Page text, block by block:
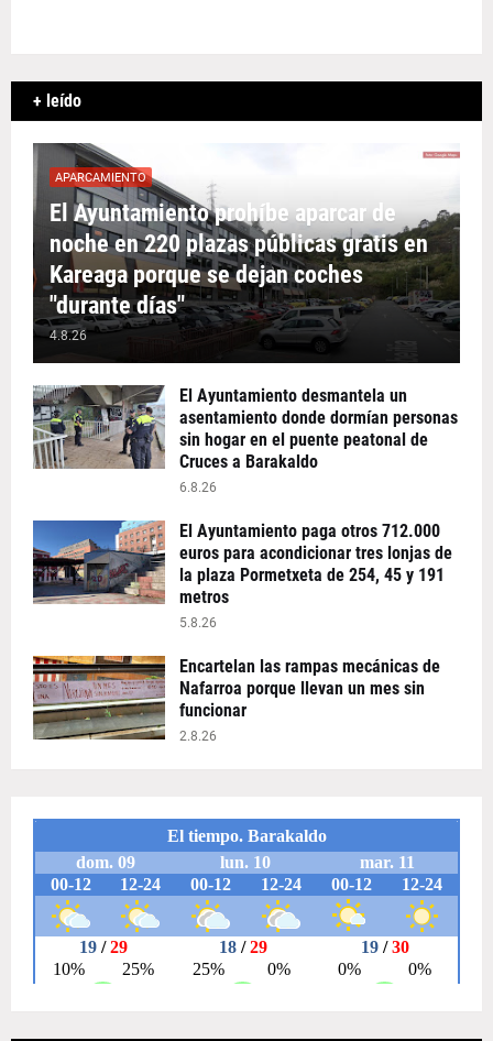
+ leído
APARCAMIENTO
El Ayuntamiento prohíbe aparcar de
noche en 220 plazas públicas gratis en
Kareaga porque se dejan coches
"durante días"
4.8.26
El Ayuntamiento desmantela un
asentamiento donde dormían personas
sin hogar en el puente peatonal de
Cruces a Barakaldo
6.8.26
El Ayuntamiento paga otros 712.000
euros para acondicionar tres lonjas de
la plaza Pormetxeta de 254, 45 y 191
metros
5.8.26
Encartelan las rampas mecánicas de
Nafarroa porque llevan un mes sin
funcionar
2.8.26